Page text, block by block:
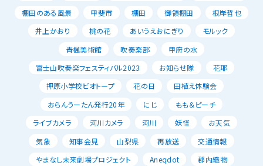
棚田のある風景
甲斐市 棚田 御領棚田
根岸哲也
井上かおり
桃の花 あいうえおにぎり
モルック
青楓美術館
吹奏楽部
甲府の水
富士山吹奏楽フェスティバル2023
お知らせ隊
花耶
押原小学校ビオトープ
花の日
田植え体験会
おらんうーたん発行20年
にじ
もも＆ピーチ
ライブカメラ
河川カメラ 河川 妖怪
お天気
気象
知事会見 山梨県 再放送
交通情報
やまなし未来劇場プロジェクト
Aneqdot
郡内織物